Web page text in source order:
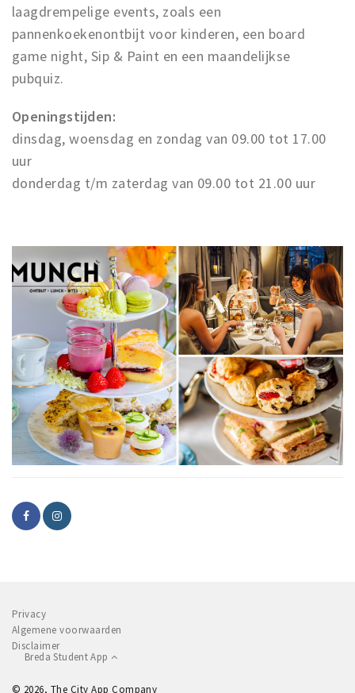
laagdrempelige events, zoals een
pannenkoekenontbijt voor kinderen, een board
game night, Sip & Paint en een maandelijkse
pubquiz.
Openingstijden:
dinsdag, woensdag en zondag van 09.00 tot 17.00
uur
donderdag t/m zaterdag van 09.00 tot 21.00 uur
Privacy
Algemene voorwaarden
Disclaimer
Breda Student App
© 2026, The City App Company